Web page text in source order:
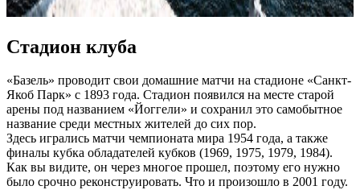
Стадион клуба
«Базель» проводит свои домашние матчи на стадионе «Санкт-
Якоб Парк» с 1893 года. Стадион появился на месте старой
арены под названием «Йоггели» и сохранил это самобытное
название среди местных жителей до сих пор.
Здесь игрались матчи чемпионата мира 1954 года, а также
финалы кубка обладателей кубков (1969, 1975, 1979, 1984).
Как вы видите, он через многое прошел, поэтому его нужно
было срочно реконструировать. Что и произошло в 2001 году.